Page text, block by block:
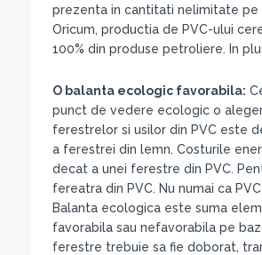
prezenta in cantitati nelimitate pe
Oricum, productia de PVC-ului
100% din produse petroliere. In
O balanta ecologic favorabila:
punct de vedere ecologic o
ferestrelor si usilor din PVC este
a ferestrei din lemn. Costurile
decat a unei ferestre din PVC.
fereatra din PVC. Nu numai ca
Balanta ecologica este suma
favorabila sau nefavorabila pe
ferestre trebuie sa fie doborat,